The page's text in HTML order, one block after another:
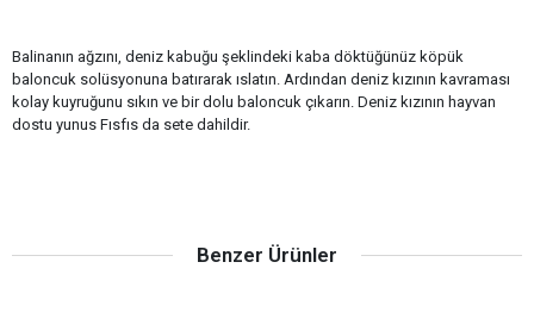
Balinanın ağzını, deniz kabuğu şeklindeki kaba döktüğünüz köpük
baloncuk solüsyonuna batırarak ıslatın. Ardından deniz kızının kavraması
kolay kuyruğunu sıkın ve bir dolu baloncuk çıkarın. Deniz kızının hayvan
dostu yunus Fısfıs da sete dahildir.
Benzer Ürünler